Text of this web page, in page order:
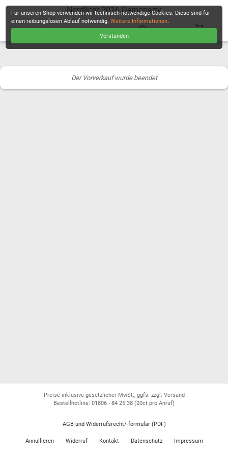
Nordlicht 2016 Demoparty
Der Vorverkauf wurde beendet
Für unseren Shop verwenden wir technisch notwendige Cookies. Diese sind für
einen reibungslosen Ablauf notwendig.Weitere Informationen.
Verstanden
Preise inklusive gesetzlicher MwSt., ggfs. zzgl. Versand
Bestellhotline: 01806 - 84 25 38 (20ct pro Anruf)
AGB und Widerrufsrecht/-formular (PDF)
Annullieren Widerruf Kontakt Datenschutz Impressum